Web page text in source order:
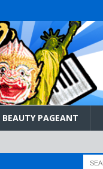
BEAUTY PAGEANT